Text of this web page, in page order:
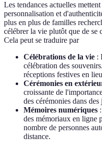
Les tendances actuelles
personnalisation et
plus en plus de familles
célébrer la vie plutôt que de se
Cela peut se traduire par
Célébrations de la vie :
célébration des
réceptions festives en
Cérémonies en
croissante de
des cérémonies dans
Mémoires numériques
des mémoriaux en ligne
nombre de personnes
distance.